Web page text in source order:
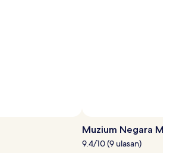
Muzium Negara
9.4/10 (9 ulasan)